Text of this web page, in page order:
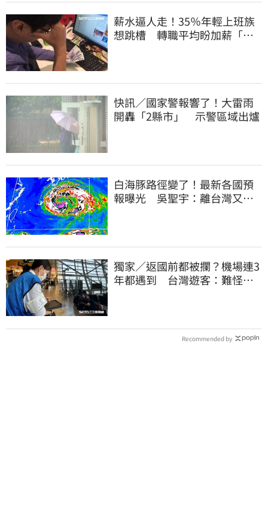
薪水逼人走！35％年輕上班族
想跳槽 轉職平均盼加薪「破
快訊／國家警報響了！大雷雨
開轟「2縣市」 示警區域出爐
白海豚路徑變了！最新各國預
報曝光 吳聖宇：離台灣又更
獨家／返國前都被攔？機場連3
年都遇到 台灣遊客：難怪日
Recommended by